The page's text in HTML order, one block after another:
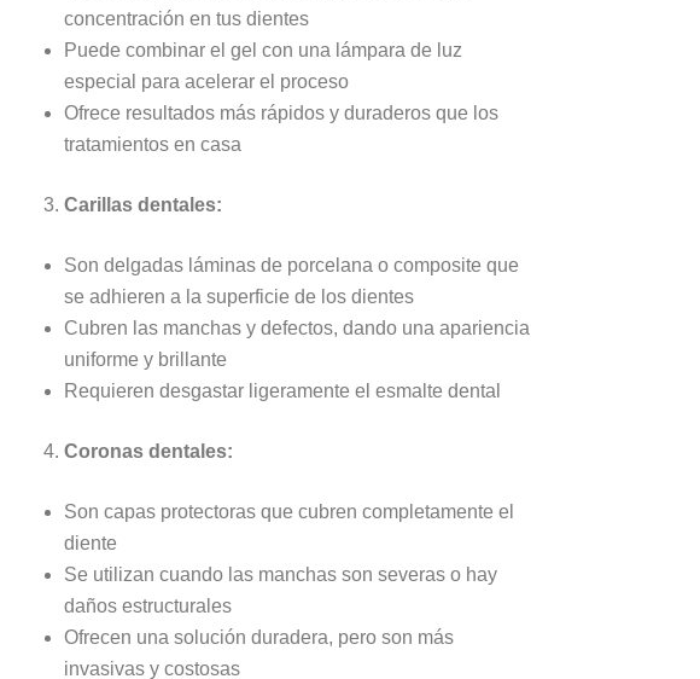
concentración en tus dientes
Puede combinar el gel con una lámpara de luz
especial para acelerar el proceso
Ofrece resultados más rápidos y duraderos que los
tratamientos en casa
Carillas dentales:
Son delgadas láminas de porcelana o composite que
se adhieren a la superficie de los dientes
Cubren las manchas y defectos, dando una apariencia
uniforme y brillante
Requieren desgastar ligeramente el esmalte dental
Coronas dentales:
Son capas protectoras que cubren completamente el
diente
Se utilizan cuando las manchas son severas o hay
daños estructurales
Ofrecen una solución duradera, pero son más
invasivas y costosas